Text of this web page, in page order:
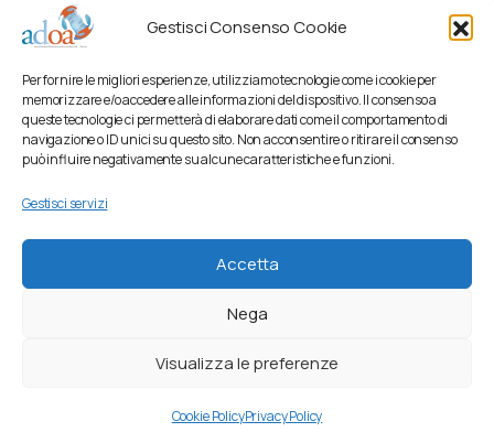
Gestisci Consenso Cookie
Per fornire le migliori esperienze, utilizziamo tecnologie come i cookie per
memorizzare e/o accedere alle informazioni del dispositivo. Il consenso a
queste tecnologie ci permetterà di elaborare dati come il comportamento di
navigazione o ID unici su questo sito. Non acconsentire o ritirare il consenso
può influire negativamente su alcune caratteristiche e funzioni.
Gestisci servizi
Accetta
Nega
Visualizza le preferenze
Cookie PolicyPrivacy Policy
Comunicati
Newsletter